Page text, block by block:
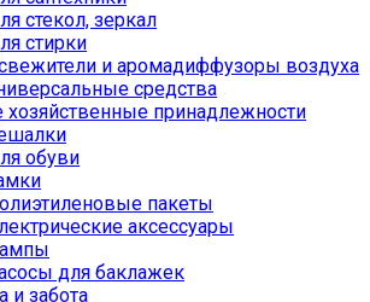
стекол, зеркал
стирки
и аромадиффузоры воздуха
средства
хозяйственные принадлежности
обуви
пакеты
аксессуары
для баклажек
и забота